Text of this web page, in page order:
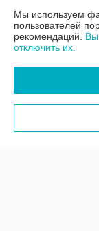
Работает с
г. Минск
ул. Аннаева
Сегодня
Показать
Мы используем
пользователей
рекомендаций. Вы
отключить их.